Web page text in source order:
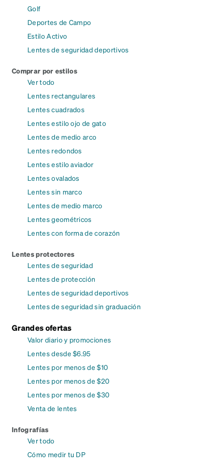
Golf
Deportes de Campo
Estilo Activo
Lentes de seguridad deportivos
Comprar por estilos
Ver todo
Lentes rectangulares
Lentes cuadrados
Lentes estilo ojo de gato
Lentes de medio arco
Lentes redondos
Lentes estilo aviador
Lentes ovalados
Lentes sin marco
Lentes de medio marco
Lentes geométricos
Lentes con forma de corazón
Lentes protectores
Lentes de seguridad
Lentes de protección
Lentes de seguridad deportivos
Lentes de seguridad sin graduación
Grandes ofertas
Valor diario y promociones
Lentes desde $6.95
Lentes por menos de $10
Lentes por menos de $20
Lentes por menos de $30
Venta de lentes
Infografías
Ver todo
Cómo medir tu DP